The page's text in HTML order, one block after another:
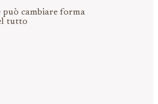
può cambiare forma
tutto